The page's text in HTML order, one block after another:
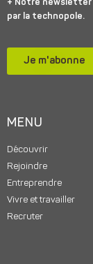
+ Notre newsletter
par la technopole.
Je m'abonne
MENU
Découvrir
Rejoindre
Entreprendre
Vivre et travailler
Recruter